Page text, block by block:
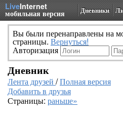
LiveInternet
мобильная версия Дневники
Вы были перенаправлены на
страницы. Вернуться!
Авторизация
Дневник
Лента друзей /Полная версия
Добавить в друзья
Страницы: раньше»